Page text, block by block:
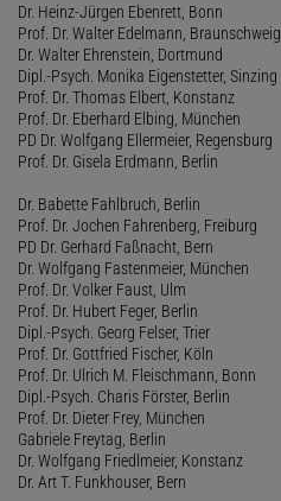
Dr. Heinz-Jürgen Ebenrett, Bonn
Prof. Dr. Walter Edelmann, Braunschweig
Dr. Walter Ehrenstein, Dortmund
Dipl.-Psych. Monika Eigenstetter, Sinzing
Prof. Dr. Thomas Elbert, Konstanz
Prof. Dr. Eberhard Elbing, München
PD Dr. Wolfgang Ellermeier, Regensburg
Prof. Dr. Gisela Erdmann, Berlin
Dr. Babette Fahlbruch, Berlin
Prof. Dr. Jochen Fahrenberg, Freiburg
PD Dr. Gerhard Faßnacht, Bern
Dr. Wolfgang Fastenmeier, München
Prof. Dr. Volker Faust, Ulm
Prof. Dr. Hubert Feger, Berlin
Dipl.-Psych. Georg Felser, Trier
Prof. Dr. Gottfried Fischer, Köln
Prof. Dr. Ulrich M. Fleischmann, Bonn
Dipl.-Psych. Charis Förster, Berlin
Prof. Dr. Dieter Frey, München
Gabriele Freytag, Berlin
Dr. Wolfgang Friedlmeier, Konstanz
Dr. Art T. Funkhouser, Bern